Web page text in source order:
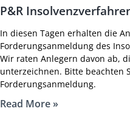
P&R
In diesen Tagen erhalten die
Forderungsanmeldung des
Wir raten Anlegern davon ab,
unterzeichnen. Bitte beachten
Forderungsanmeldung.
Read More »